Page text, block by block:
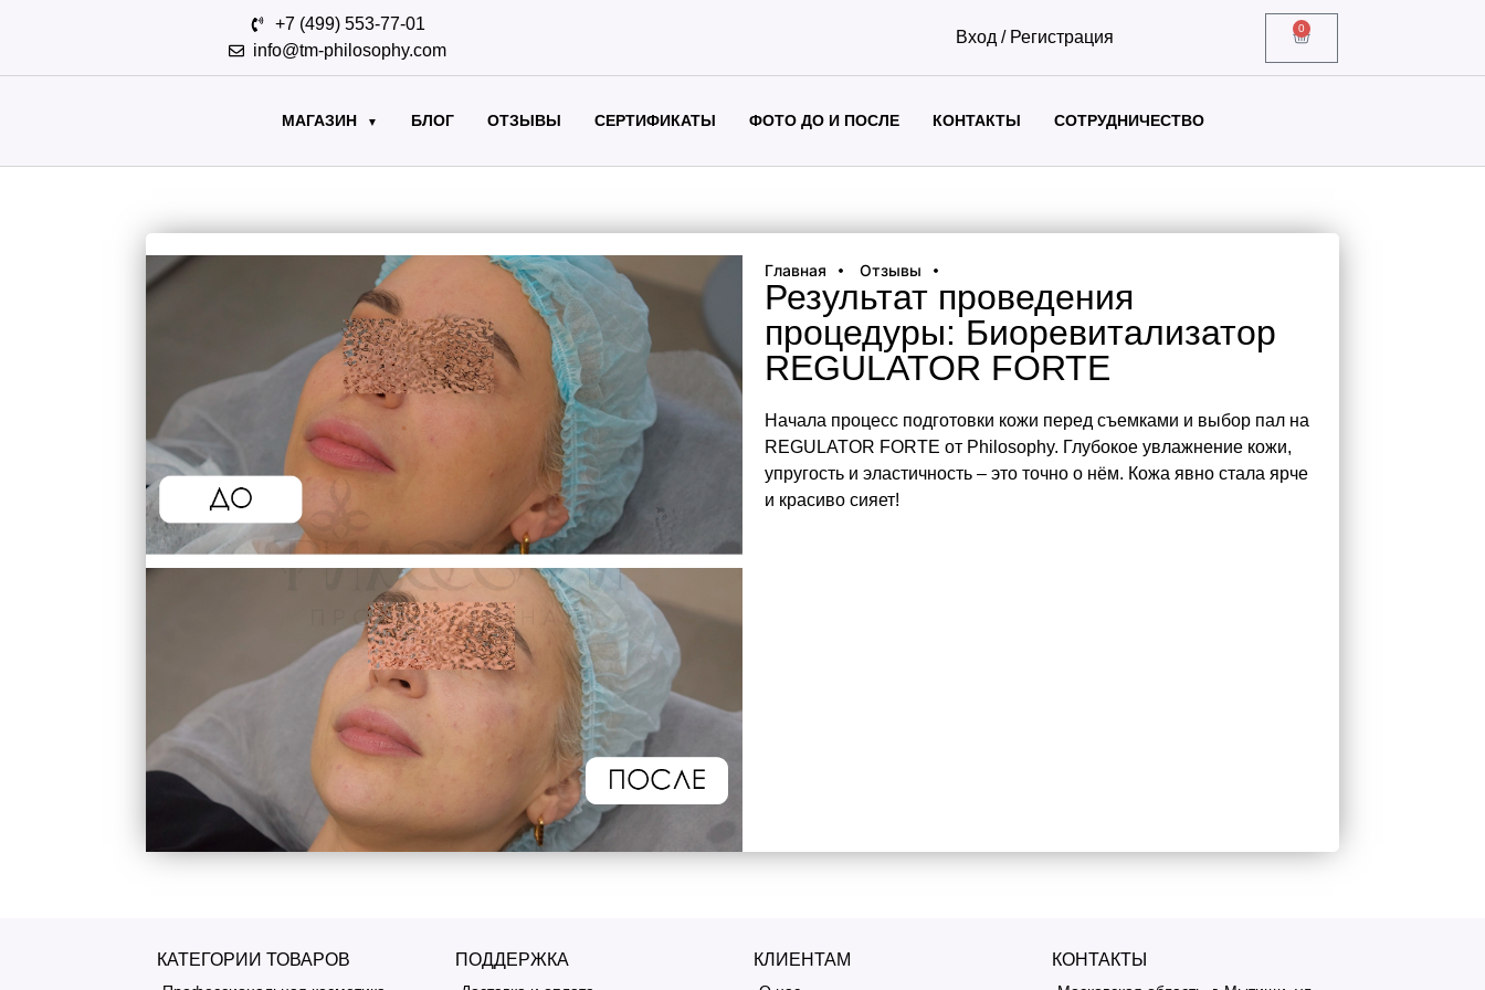
+7 (499) 553-77-01
info@tm-philosophy.com
Вход / Регистрация 0
МАГАЗИН ▼ БЛОГ ОТЗЫВЫ СЕРТИФИКАТЫ ФОТО ДО И ПОСЛЕ КОНТАКТЫ СОТРУДНИЧЕСТВО
Главная Отзывы
Результат проведения
процедуры: Биоревитализатор
REGULATOR FORTE
Начала процесс подготовки кожи перед съемками и выбор пал на
REGULATOR FORTE от Philosophy. Глубокое увлажнение кожи,
упругость и эластичность – это точно о нём. Кожа явно стала ярче
и красиво сияет!
КАТЕГОРИИ ТОВАРОВ ПОДДЕРЖКА КЛИЕНТАМ КОНТАКТЫ